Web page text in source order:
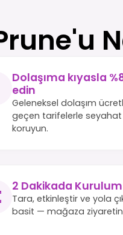
Dolaşıma kıyasla
edin
Geleneksel dolaşım
geçen tarifelerle
koruyun.
2 Dakikada Kurulum
Tara, etkinleştir ve yola
basit — mağaza